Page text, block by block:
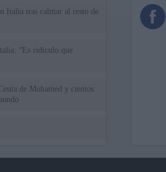
Italia tras calmar al resto de
“Es ridículo que
de Mohamed y cientos